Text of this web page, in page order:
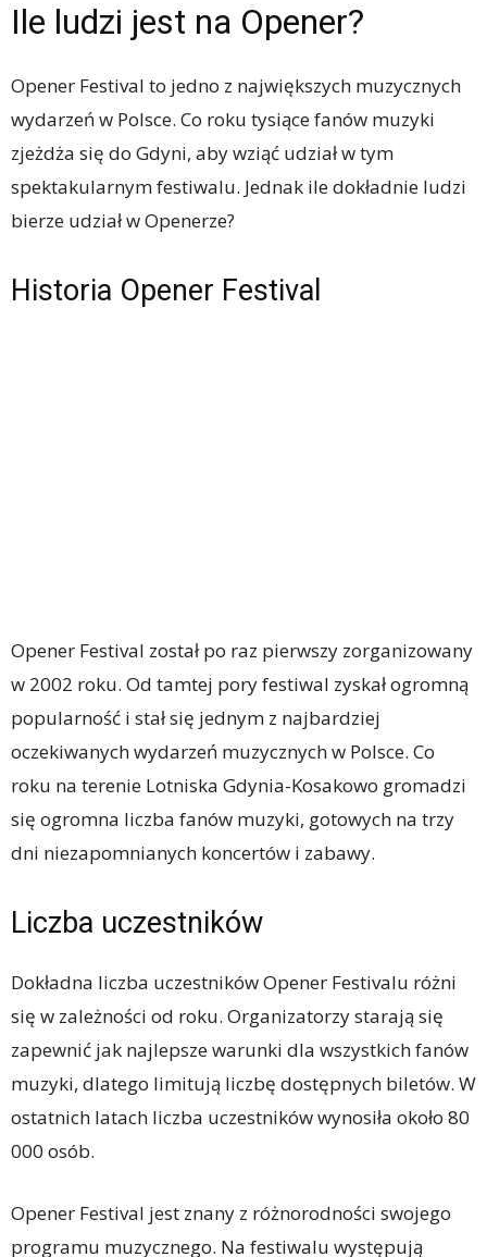
Ile ludzi jest na Opener?
Opener Festival to jedno z największych muzycznych
wydarzeń w Polsce. Co roku tysiące fanów muzyki
zjeżdża się do Gdyni, aby wziąć udział w tym
spektakularnym festiwalu. Jednak ile dokładnie ludzi
bierze udział w Openerze?
Historia Opener Festival
Opener Festival został po raz pierwszy zorganizowany
w 2002 roku. Od tamtej pory festiwal zyskał ogromną
popularność i stał się jednym z najbardziej
oczekiwanych wydarzeń muzycznych w Polsce. Co
roku na terenie Lotniska Gdynia-Kosakowo gromadzi
się ogromna liczba fanów muzyki, gotowych na trzy
dni niezapomnianych koncertów i zabawy.
Liczba uczestników
Dokładna liczba uczestników Opener Festivalu różni
się w zależności od roku. Organizatorzy starają się
zapewnić jak najlepsze warunki dla wszystkich fanów
muzyki, dlatego limitują liczbę dostępnych biletów. W
ostatnich latach liczba uczestników wynosiła około 80
000 osób.
Opener Festival jest znany z różnorodności swojego
programu muzycznego. Na festiwalu występują